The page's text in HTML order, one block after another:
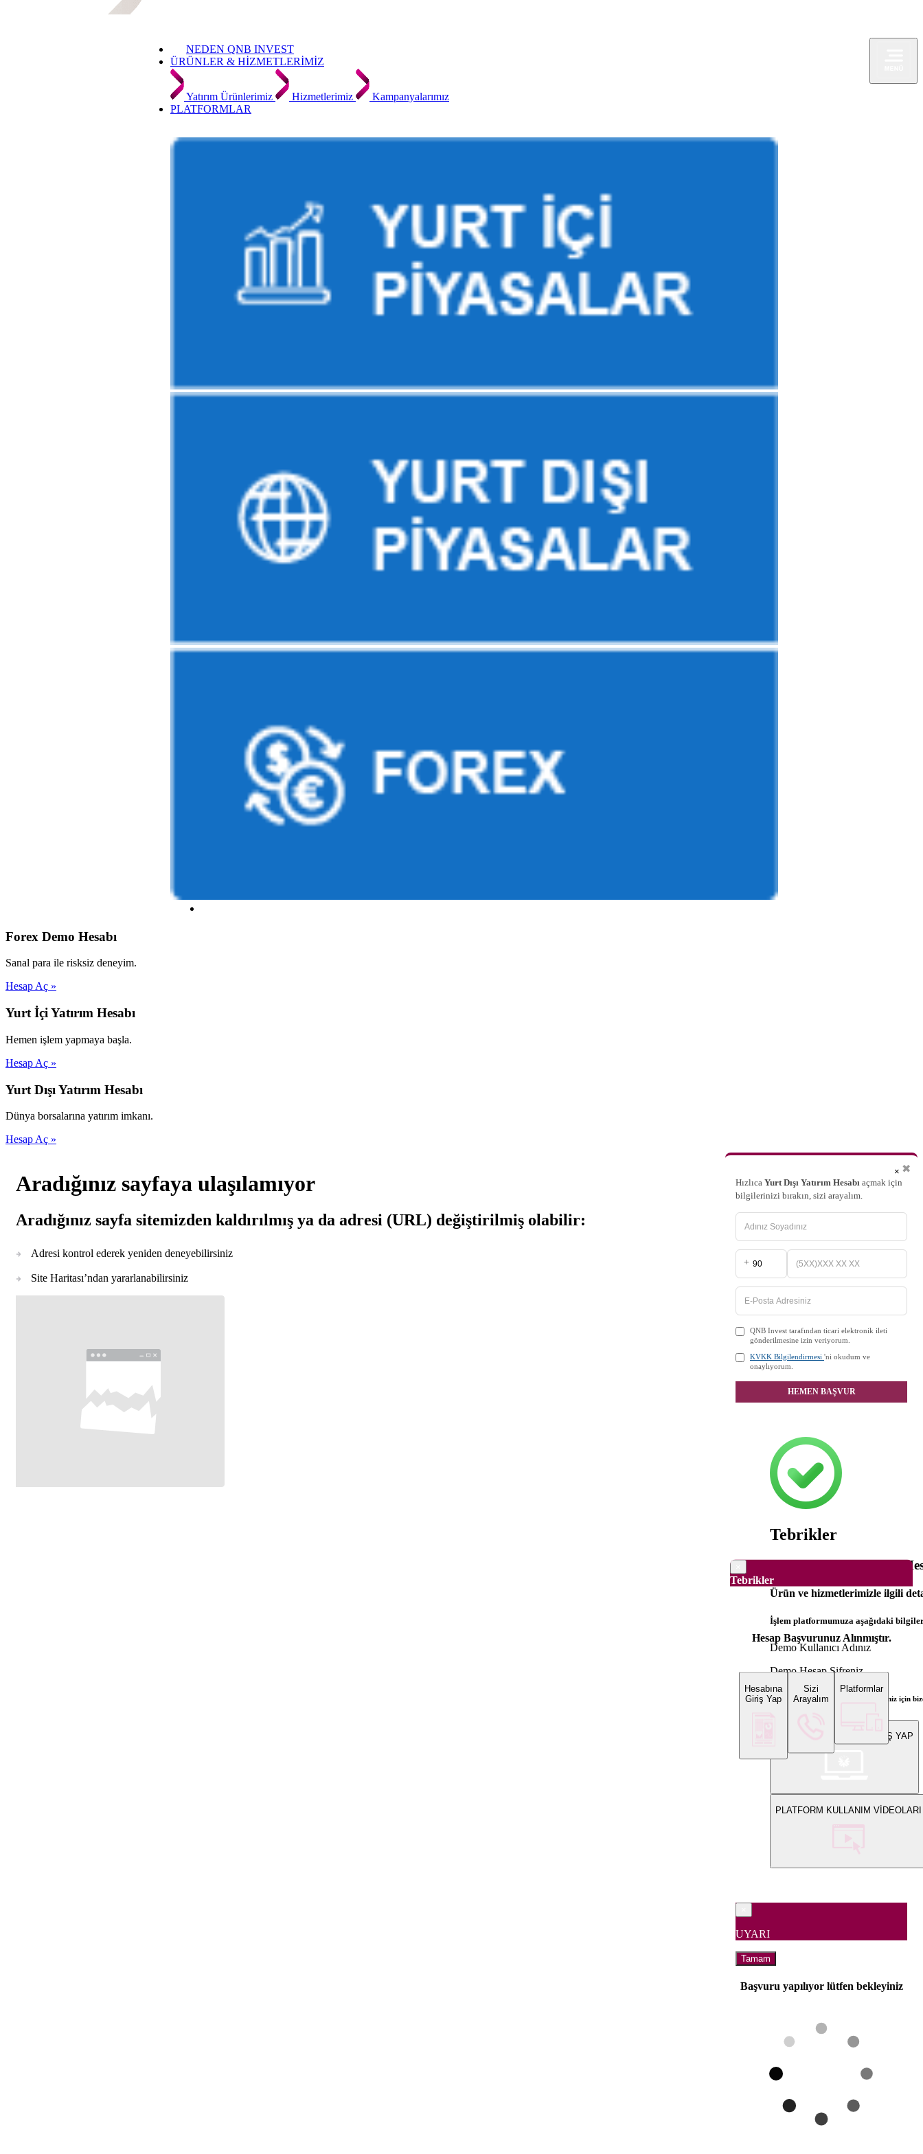
NEDEN QNB INVEST
ÜRÜNLER & HİZMETLERİMİZ
Yatırım Ürünlerimiz Hizmetlerimiz
Kampanyalarımız
PLATFORMLAR
Forex Demo Hesabı
Sanal para ile risksiz deneyim.
Hesap Aç »
Yurt İçi Yatırım Hesabı
Hemen işlem yapmaya başla.
Hesap Aç »
Yurt Dışı Yatırım Hesabı
Dünya borsalarına yatırım imkanı.
Hesap Aç »
Aradığınız sayfaya ulaşılamıyor
Aradığınız sayfa sitemizden kaldırılmış ya da adresi (URL) değiştirilmiş olabilir:
Adresi kontrol ederek yeniden deneyebilirsiniz
Site Haritası’ndan yararlanabilirsiniz
✖
Hızlıca Yurt Dışı Yatırım Hesabı açmak için
bilgilerinizi bırakın, sizi arayalım.
+
QNB Invest tarafından ticari elektronik ileti
gönderilmesine izin veriyorum.
KVKK Bilgilendirmesi 'ni okudum ve
onaylıyorum.
HEMEN BAŞVUR
Tebrikler
Hesap Başvurunuz Alınmıştır.
Hesabına
Giriş Yap
Sizi
Arayalım
Platformlar
×
Tebrikler
Dünya Borsaları Demo
Ürün ve hizmetlerimizle ilgili
İşlem platformumuza aşağıdaki
Demo Kullanıcı Adınız
Demo Hesap Şifreniz
Bilgi ve gerçek hesap açılış talepleriniz için
WEB PLATFORMUNA GİRİŞ YAP
PLATFORM KULLANIM VİDEOLARI
UYARI
Tamam
Başvuru yapılıyor lütfen bekleyiniz